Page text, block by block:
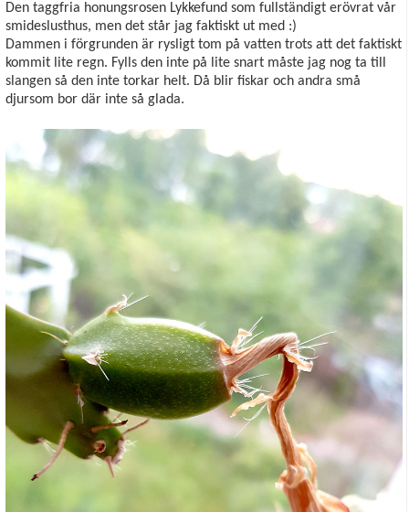
Den taggfria honungsrosen Lykkefund som fullständigt erövrat vår
smideslusthus, men det står jag faktiskt ut med :)
Dammen i förgrunden är rysligt tom på vatten trots att det faktiskt
kommit lite regn. Fylls den inte på lite snart måste jag nog ta till
slangen så den inte torkar helt. Då blir fiskar och andra små
djursom bor där inte så glada.